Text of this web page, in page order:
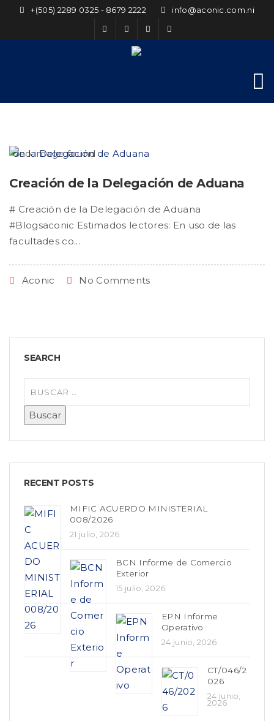
+(505) 2289 0325 - 8679 2222 info@aconic.com.ni
Creación de la Delegación de Aduana
# Creación de la Delegación de Aduana
#Blogsaconic Estimados lectores: En uso de las
facultades co...
Aconic No Comments
SEARCH
RECENT POSTS
MIFIC ACUERDO MINISTERIAL
008/2026
21 julio, 2026
BCN Informe de Comercio
Exterior
15 julio, 2026
EPN Informe
Operativo
24 junio, 2026
CT/046/2
026
24 junio,
2026